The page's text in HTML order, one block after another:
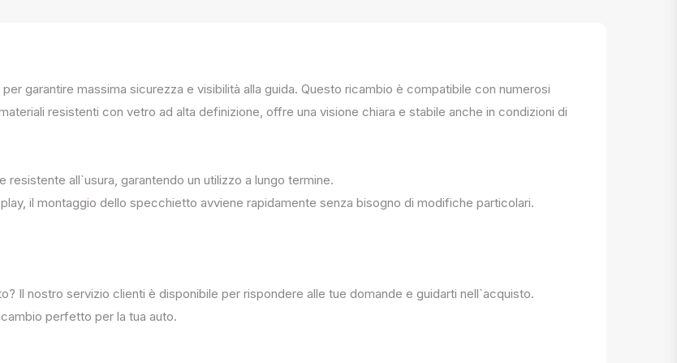
garantire massima sicurezza e visibilità alla guida. Questo ricambio è compatibile con numerosi
resistenti con vetro ad alta definizione, offre una visione chiara e stabile anche in condizioni di
all`usura, garantendo un utilizzo a lungo termine.
il montaggio dello specchietto avviene rapidamente senza bisogno di modifiche particolari.
Il nostro servizio clienti è disponibile per rispondere alle tue domande e guidarti nell`acquisto.
perfetto per la tua auto.